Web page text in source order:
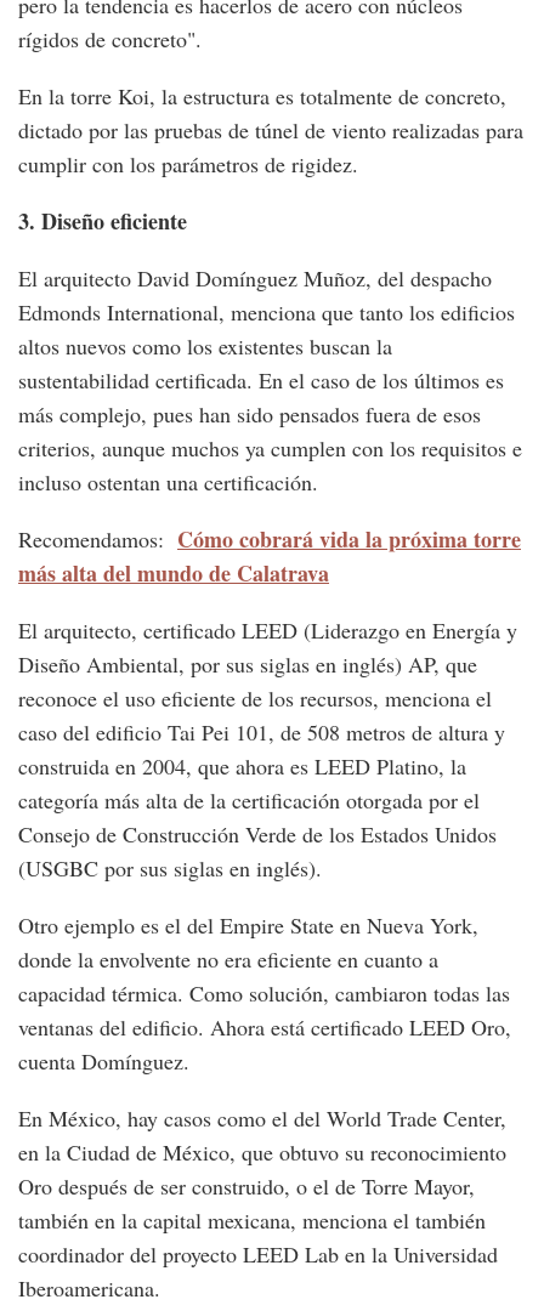
rígidos de concreto".
En la torre Koi, la estructura es totalmente de concreto,
dictado por las pruebas de túnel de viento realizadas para
cumplir con los parámetros de rigidez.
3. Diseño eficiente
El arquitecto David Domínguez Muñoz, del despacho
Edmonds International, menciona que tanto los edificios
altos nuevos como los existentes buscan la
sustentabilidad certificada. En el caso de los últimos es
más complejo, pues han sido pensados fuera de esos
criterios, aunque muchos ya cumplen con los requisitos e
incluso ostentan una certificación.
Recomendamos: Cómo cobrará vida la próxima torre
más alta del mundo de Calatrava
El arquitecto, certificado LEED (Liderazgo en Energía y
Diseño Ambiental, por sus siglas en inglés) AP, que
reconoce el uso eficiente de los recursos, menciona el
caso del edificio Tai Pei 101, de 508 metros de altura y
construida en 2004, que ahora es LEED Platino, la
categoría más alta de la certificación otorgada por el
Consejo de Construcción Verde de los Estados Unidos
(USGBC por sus siglas en inglés).
Otro ejemplo es el del Empire State en Nueva York,
donde la envolvente no era eficiente en cuanto a
capacidad térmica. Como solución, cambiaron todas las
ventanas del edificio. Ahora está certificado LEED Oro,
cuenta Domínguez.
En México, hay casos como el del World Trade Center,
en la Ciudad de México, que obtuvo su reconocimiento
Oro después de ser construido, o el de Torre Mayor,
también en la capital mexicana, menciona el también
coordinador del proyecto LEED Lab en la Universidad
Iberoamericana.